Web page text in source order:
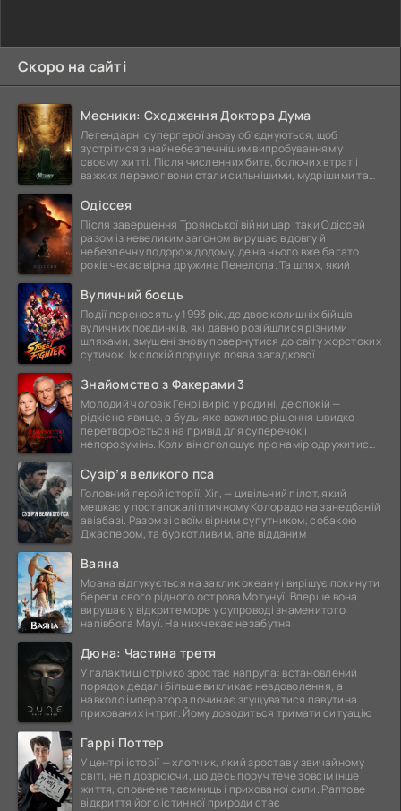
Скоро на сайті
Месники: Сходження Доктора Дума
Легендарні супергерої знову об'єднуються, щоб
зустрітися з найнебезпечнішим випробуванням у
своєму житті. Після численних битв, болючих втрат і
важких перемог вони стали сильнішими, мудрішими та
Одіссея
Після завершення Троянської війни цар Ітаки Одіссей
разом із невеликим загоном вирушає в довгу й
небезпечну подорож додому, де на нього вже багато
років чекає вірна дружина Пенелопа. Та шлях, який
Вуличний боєць
Події переносять у 1993 рік, де двоє колишніх бійців
вуличних поєдинків, які давно розійшлися різними
шляхами, змушені знову повернутися до світу жорстоких
сутичок. Їх спокій порушує поява загадкової
Знайомство з Факерами 3
Молодий чоловік Генрі виріс у родині, де спокій —
рідкісне явище, а будь-яке важливе рішення швидко
перетворюється на привід для суперечок і
непорозумінь. Коли він оголошує про намір одружитися,
Сузір’я великого пса
Головний герой історії, Хіг, — цивільний пілот, який
мешкає у постапокаліптичному Колорадо на занедбаній
авіабазі. Разом зі своїм вірним супутником, собакою
Джаспером, та буркотливим, але відданим
Ваяна
Моана відгукується на заклик океану і вирішує покинути
береги свого рідного острова Мотунуї. Вперше вона
вирушає у відкрите море у супроводі знаменитого
напівбога Мауї. На них чекає незабутня
Дюна: Частина третя
У галактиці стрімко зростає напруга: встановлений
порядок дедалі більше викликає невдоволення, а
навколо імператора починає згущуватися павутина
прихованих інтриг. Йому доводиться тримати ситуацію
Гаррі Поттер
У центрі історії — хлопчик, який зростав у звичайному
світі, не підозрюючи, що десь поруч тече зовсім інше
життя, сповнене таємниць і прихованої сили. Раптове
відкриття його істинної природи стає